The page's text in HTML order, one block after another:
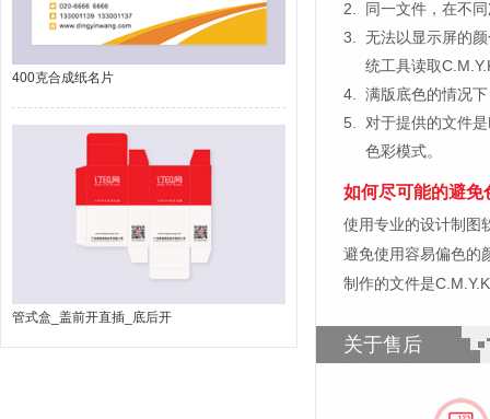
400克合成纸名片
管式盒_盖前开直插_底后开
2.
同一文件，在不
3.
无法以显示屏的
统工具读取
4.
满版底色的情况
5.
对于提供的文件
色彩模式。
如何尽可能的避免
使用专业的设计制图
避免使用容易偏色的
制作的文件是
关于售后